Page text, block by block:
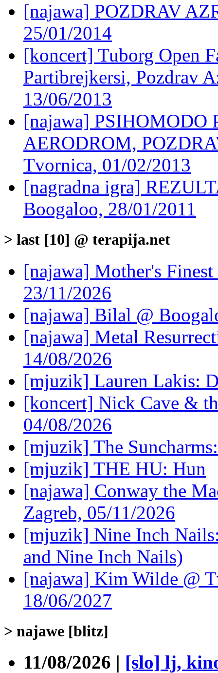
[najawa] POZDRAV
25/01/2014
[koncert] Tuborg Open
Partibrejkersi, Pozdrav
13/06/2013
[najawa] PSIHOMODO
AERODROM,
Tvornica, 01/02/2013
[nagradna igra]
Boogaloo, 28/01/2011
> last [10] @ terapija.net
[najawa] Mother's
23/11/2026
[najawa] Bilal @
[najawa] Metal
14/08/2026
[mjuzik] Lauren Lakis:
[koncert] Nick Cave &
04/08/2026
[mjuzik] The
[mjuzik] THE HU: Hun
[najawa] Conway the
Zagreb, 05/11/2026
[mjuzik] Nine Inch
and Nine Inch Nails)
[najawa] Kim Wilde @
18/06/2027
> najawe [blitz]
11/08/2026 | [slo] lj,